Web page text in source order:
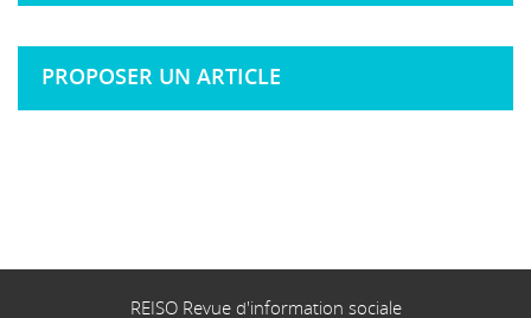
PROPOSER UN ARTICLE
REISO Revue d'information sociale